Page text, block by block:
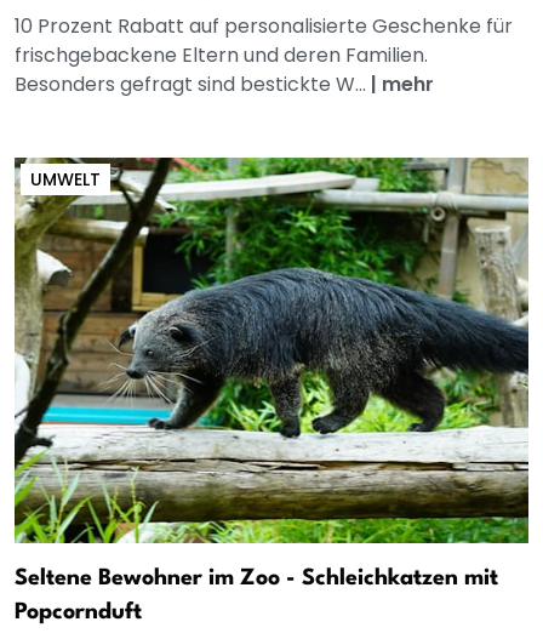
10 Prozent Rabatt auf personalisierte Geschenke für
frischgebackene Eltern und deren Familien.
Besonders gefragt sind bestickte W... | mehr
UMWELT
Seltene Bewohner im Zoo - Schleichkatzen mit
Popcornduft